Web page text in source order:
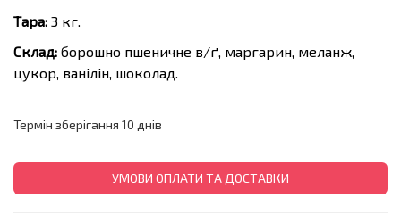
Тара: 3 кг.
Склад: борошно пшеничне в/ґ, маргарин, меланж,
цукор, ванілін, шоколад.
Термін зберігання 10 днів
УМОВИ ОПЛАТИ ТА ДОСТАВКИ